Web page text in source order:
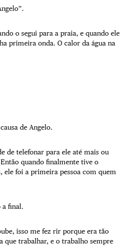
o segui para a praia, e quando ele
primeira onda. O calor da água na
de Angelo.
de telefonar para ele até mais ou
quando finalmente tive o
ele foi a primeira pessoa com quem
a final.
isso me fez rir porque era tão
que trabalhar, e o trabalho sempre